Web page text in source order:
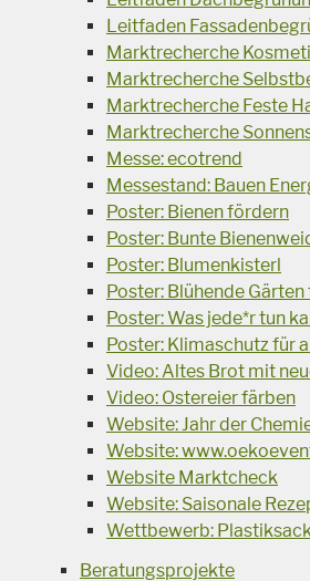
Leitfaden
Marktrecherche
Marktrecherche
Marktrecherche Feste
Marktrecherche
Messe: ecotrend
Messestand: Bauen
Poster: Bienen fördern
Poster: Bunte
Poster: Blumenkisterl
Poster: Blühende
Poster: Was jede*r tun
Poster: Klimaschutz für
Video: Altes Brot mit
Video: Ostereier färben
Website: Jahr der
Website:
Website Marktcheck
Website: Saisonale
Wettbewerb:
Beratungsprojekte